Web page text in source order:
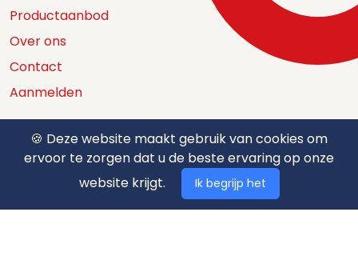
Productaanbod
Over ons
Contact
Aanmelden
Catalogus
Nuttige documenten
Privacy policy
🍪 Deze website maakt gebruik van cookies om
ervoor te zorgen dat u de beste ervaring op onze
website krijgt.
Ik begrijp het